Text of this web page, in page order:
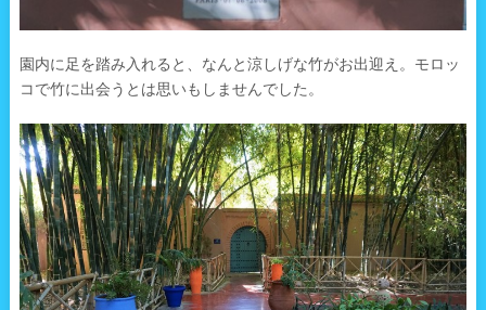
園内に足を踏み入れると、なんと涼しげな竹がお出迎え。モロッ
コで竹に出会うとは思いもしませんでした。